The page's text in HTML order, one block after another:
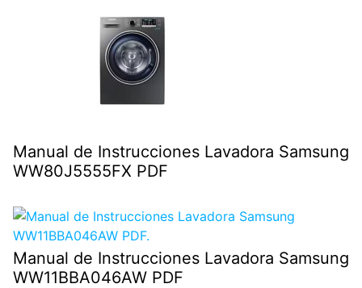
Manual de Instrucciones Lavadora Samsung
WW80J5555FX PDF
Manual de Instrucciones Lavadora Samsung
WW11BBA046AW PDF